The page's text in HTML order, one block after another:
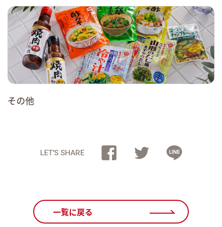
その他
LET'S SHARE
一覧に戻る